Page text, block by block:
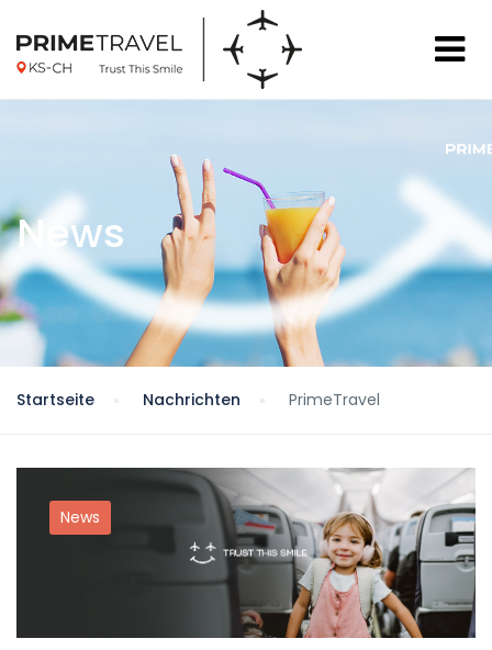
News
Startseite Nachrichten PrimeTravel
News